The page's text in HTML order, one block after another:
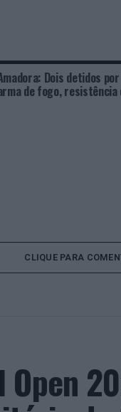
Dois detidos
de fogo, resistência
CLIQUE PARA